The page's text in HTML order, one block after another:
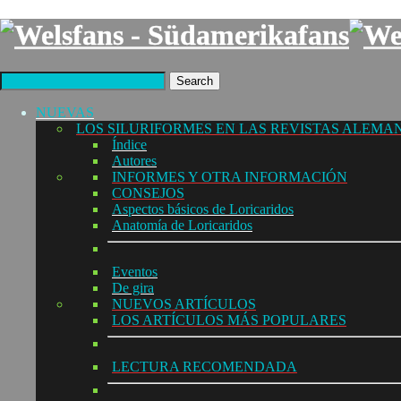
Search
NUEVAS
LOS SILURIFORMES EN LAS REVISTAS
Índice
Autores
INFORMES Y OTRA INFORMACIÓN
CONSEJOS
Aspectos básicos de Loricaridos
Anatomía de Loricaridos
Eventos
De gira
NUEVOS ARTÍCULOS
LOS ARTÍCULOS MÁS POPULARES
LECTURA RECOMENDADA